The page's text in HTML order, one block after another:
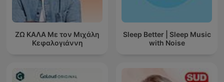
ΖΩ ΚΑΛΑ Με τον Μιχάλη
Κεφαλογιάννη
Sleep Better | Sleep Music
with Noise